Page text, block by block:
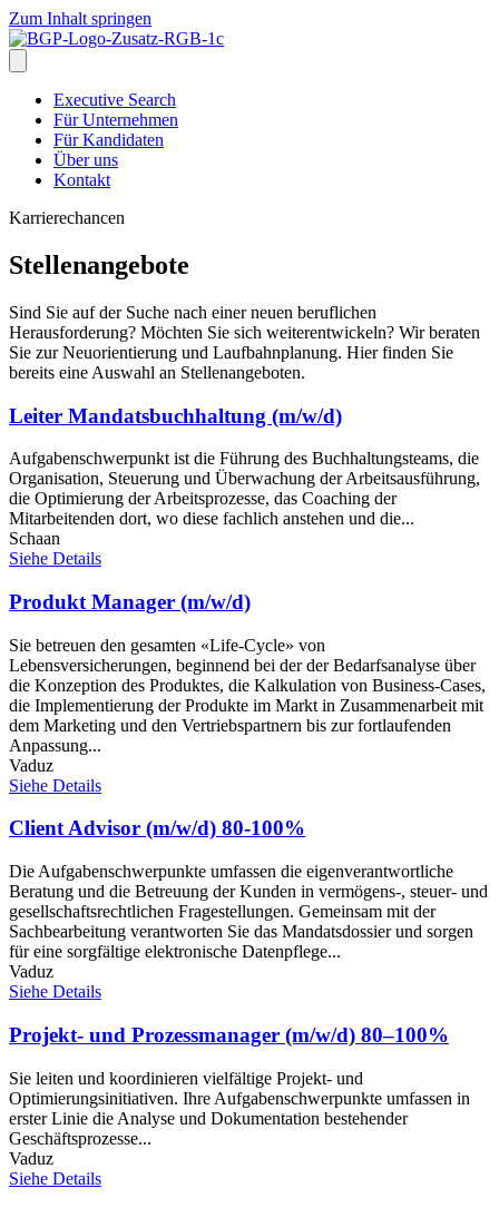
Zum Inhalt springen
Executive Search
Für Unternehmen
Für Kandidaten
Über uns
Kontakt
Karrierechancen
Stellenangebote
Sind Sie auf der Suche nach einer neuen beruflichen
Herausforderung? Möchten Sie sich weiterentwickeln? Wir beraten
Sie zur Neuorientierung und Laufbahnplanung. Hier finden Sie
bereits eine Auswahl an Stellenangeboten.
Leiter Mandatsbuchhaltung (m/w/d)
Aufgabenschwerpunkt ist die Führung des Buchhaltungsteams, die
Organisation, Steuerung und Überwachung der Arbeitsausführung,
die Optimierung der Arbeitsprozesse, das Coaching der
Mitarbeitenden dort, wo diese fachlich anstehen und die...
Schaan
Siehe Details
Produkt Manager (m/w/d)
Sie betreuen den gesamten «Life-Cycle» von
Lebensversicherungen, beginnend bei der der Bedarfsanalyse über
die Konzeption des Produktes, die Kalkulation von Business-Cases,
die Implementierung der Produkte im Markt in Zusammenarbeit mit
dem Marketing und den Vertriebspartnern bis zur fortlaufenden
Anpassung...
Vaduz
Siehe Details
Client Advisor (m/w/d) 80-100%
Die Aufgabenschwerpunkte umfassen die eigenverantwortliche
Beratung und die Betreuung der Kunden in vermögens-, steuer- und
gesellschaftsrechtlichen Fragestellungen. Gemeinsam mit der
Sachbearbeitung verantworten Sie das Mandatsdossier und sorgen
für eine sorgfältige elektronische Datenpflege...
Vaduz
Siehe Details
Projekt- und Prozessmanager (m/w/d) 80–100%
Sie leiten und koordinieren vielfältige Projekt- und
Optimierungsinitiativen. Ihre Aufgabenschwerpunkte umfassen in
erster Linie die Analyse und Dokumentation bestehender
Geschäftsprozesse...
Vaduz
Siehe Details